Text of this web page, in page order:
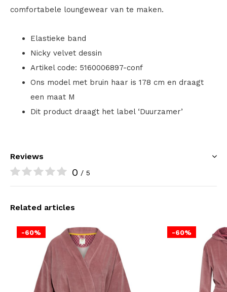
comfortabele loungewear van te maken.
Elastieke band
Nicky velvet dessin
Artikel code: 5160006897-conf
Ons model met bruin haar is 178 cm en draagt
een maat M
Dit product draagt het label ‘Duurzamer’
Reviews
0 / 5
Related articles
-60% -60%